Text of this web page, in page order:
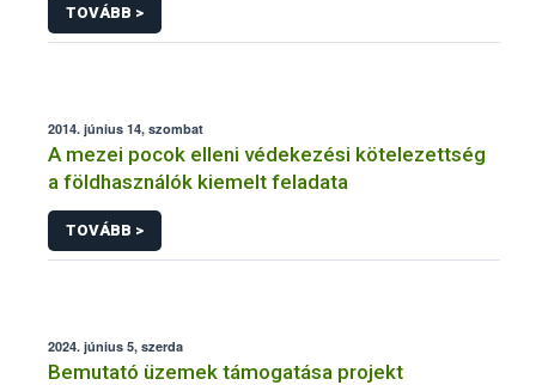
TOVÁBB >
2014. június 14, szombat
A mezei pocok elleni védekezési kötelezettség
a földhasználók kiemelt feladata
TOVÁBB >
2024. június 5, szerda
Bemutató üzemek támogatása projekt